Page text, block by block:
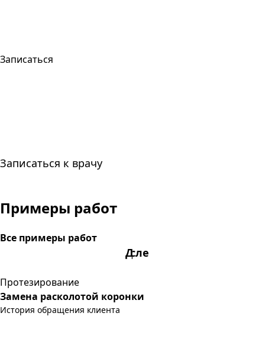
Записаться
Записаться к врачу
Примеры работ
Все примеры работ
До
После
Протезирование
Замена расколотой коронки
История обращения клиента